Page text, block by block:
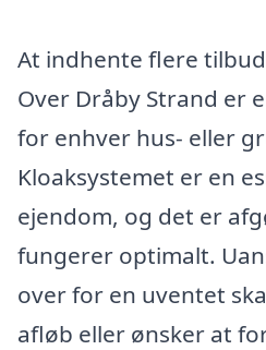
At indhente flere
Over Dråby Strand er
for enhver hus- eller
Kloaksystemet er en
ejendom, og det er
fungerer optimalt.
over for en uventet
afløb eller ønsker at